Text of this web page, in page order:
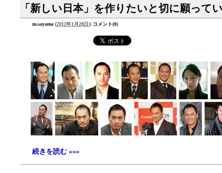
「新しい日本」を作りたいと切に願って
m.sayama (2012年1月28日)| コメント(0)
続きを読む »»»